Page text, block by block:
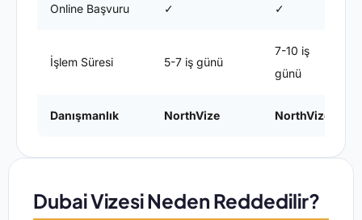
Online Başvuru ✓ ✓
İşlem Süresi 5-7 iş günü
7-10 iş
günü
Danışmanlık NorthVize NorthVize
Dubai Vizesi Neden Reddedilir?